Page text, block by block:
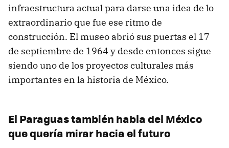
infraestructura actual para darse una idea de lo
extraordinario que fue ese ritmo de
construcción. El museo abrió sus puertas el 17
de septiembre de 1964 y desde entonces sigue
siendo uno de los proyectos culturales más
importantes en la historia de México.
El Paraguas también habla del México
que quería mirar hacia el futuro